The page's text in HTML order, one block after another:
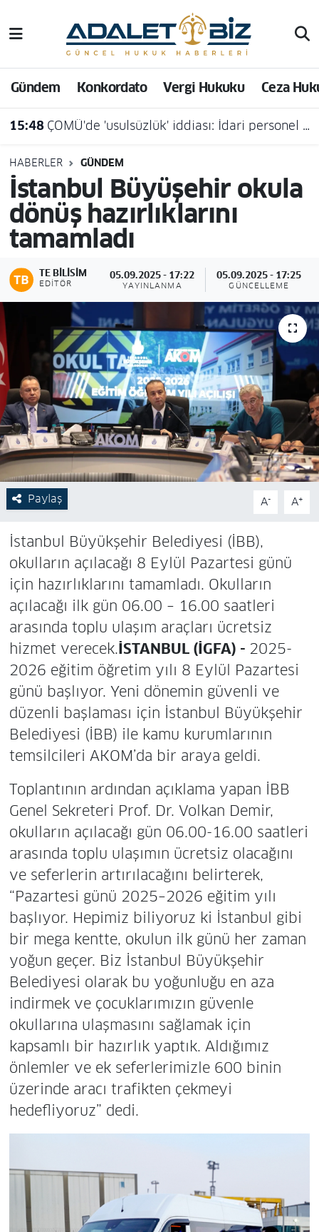
Gündem Konkordato Vergi Hukuku Ceza
15:48 ÇOMÜ'de 'usulsüzlük' iddiası: İdari personel açığa alındı
HABERLER GÜNDEM
İstanbul Büyüşehir okula
dönüş hazırlıklarını
tamamladı
TE BILISIM
EDITÖR
05.09.2025 - 17:22
YAYINLANMA
05.09.2025 - 17:25
GÜNCELLEME
Paylaş A- A+
İstanbul Büyükşehir Belediyesi (İBB),
okulların açılacağı 8 Eylül Pazartesi günü
için hazırlıklarını tamamladı. Okulların
açılacağı ilk gün 06.00 – 16.00 saatleri
arasında toplu ulaşım araçları ücretsiz
hizmet verecek.İSTANBUL (İGFA) - 2025-
2026 eğitim öğretim yılı 8 Eylül Pazartesi
günü başlıyor. Yeni dönemin güvenli ve
düzenli başlaması için İstanbul Büyükşehir
Belediyesi (İBB) ile kamu kurumlarının
temsilcileri AKOM’da bir araya geldi.
Toplantının ardından açıklama yapan İBB
Genel Sekreteri Prof. Dr. Volkan Demir,
okulların açılacağı gün 06.00-16.00 saatleri
arasında toplu ulaşımın ücretsiz olacağını
ve seferlerin artırılacağını belirterek,
“Pazartesi günü 2025–2026 eğitim yılı
başlıyor. Hepimiz biliyoruz ki İstanbul gibi
bir mega kentte, okulun ilk günü her zaman
yoğun geçer. Biz İstanbul Büyükşehir
Belediyesi olarak bu yoğunluğu en aza
indirmek ve çocuklarımızın güvenle
okullarına ulaşmasını sağlamak için
kapsamlı bir hazırlık yaptık. Aldığımız
önlemler ve ek seferlerimizle 600 binin
üzerinde aracı trafikten çekmeyi
hedefliyoruz” dedi.
Hava Durumu
Trafik Durumu
Süper Lig Puan Durumu ve Fikstür
Tüm Manşetler
Son Dakika Haberleri
Haber Arşivi